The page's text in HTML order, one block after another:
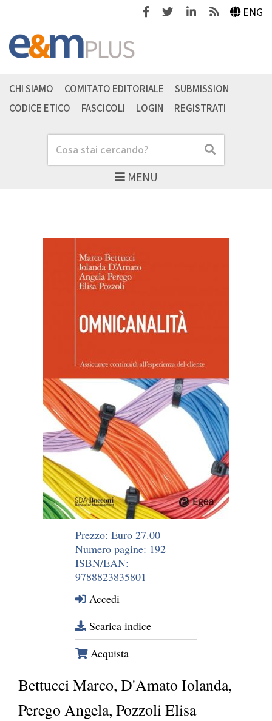
FacebookTwitterLinkedinFeeds ENG
MENU
Cerca Cerca
CHI SIAMO COMITATO EDITORIALE
SUBMISSION
CODICE ETICO
FASCICOLI LOGIN REGISTRATI
Bettucci Marco, D'Amato Iolanda,
Perego Angela, Pozzoli Elisa
Prezzo: Euro 27.00
Numero pagine: 192
ISBN/EAN:
9788823835801
Accedi
Scarica indice
Acquista